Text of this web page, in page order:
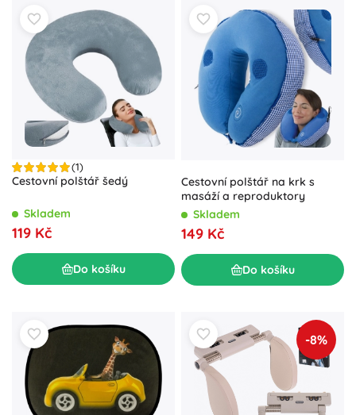
(1)
Cestovní polštář šedý
Skladem
119 Kč
Do košíku
Cestovní polštář na krk s
masáží a reproduktory
Skladem
149 Kč
Do košíku
-8%